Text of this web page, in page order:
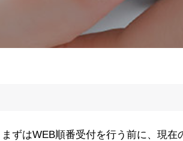
まずはWEB順番受付を行う前に、現在